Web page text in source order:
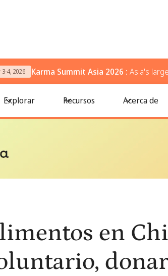
4, 2026 Karma Summit Asia 2026 : Asia's
Explorar Recursos Acerca de
en Chicago: dónde ser voluntario, donar y apoyar
en